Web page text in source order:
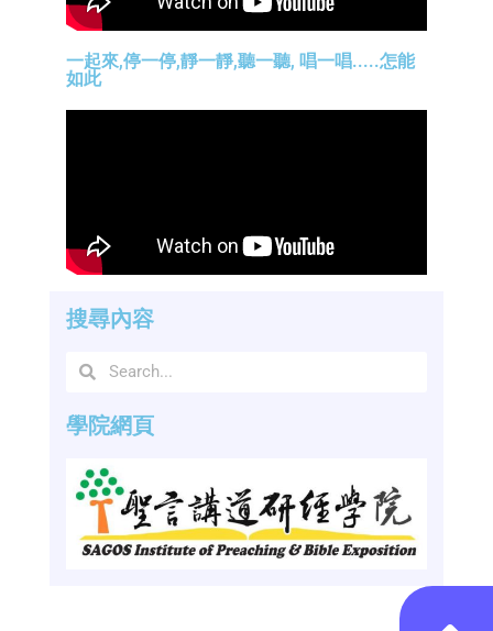
一起來,停一停,靜一靜,聽一聽, 唱一唱.....怎能
如此
搜尋內容
學院網頁